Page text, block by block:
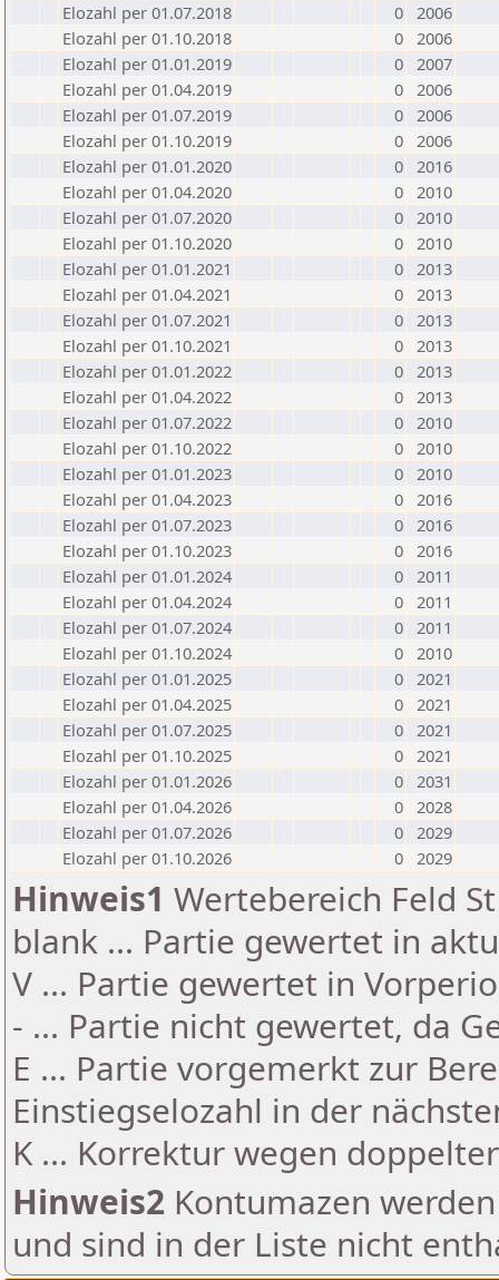
Elozahl per 01.07.2018
0 2006
Elozahl per 01.10.2018
0 2006
Elozahl per 01.01.2019
0 2007
Elozahl per 01.04.2019
0 2006
Elozahl per 01.07.2019
0 2006
Elozahl per 01.10.2019
0 2006
Elozahl per 01.01.2020
0 2016
Elozahl per 01.04.2020
0 2010
Elozahl per 01.07.2020
0 2010
Elozahl per 01.10.2020
0 2010
Elozahl per 01.01.2021
0 2013
Elozahl per 01.04.2021
0 2013
Elozahl per 01.07.2021
0 2013
Elozahl per 01.10.2021
0 2013
Elozahl per 01.01.2022
0 2013
Elozahl per 01.04.2022
0 2013
Elozahl per 01.07.2022
0 2010
Elozahl per 01.10.2022
0 2010
Elozahl per 01.01.2023
0 2010
Elozahl per 01.04.2023
0 2016
Elozahl per 01.07.2023
0 2016
Elozahl per 01.10.2023
0 2016
Elozahl per 01.01.2024
0 2011
Elozahl per 01.04.2024
0 2011
Elozahl per 01.07.2024
0 2011
Elozahl per 01.10.2024
0 2010
Elozahl per 01.01.2025
0 2021
Elozahl per 01.04.2025
0 2021
Elozahl per 01.07.2025
0 2021
Elozahl per 01.10.2025
0 2021
Elozahl per 01.01.2026
0 2031
Elozahl per 01.04.2026
0 2028
Elozahl per 01.07.2026
0 2029
Elozahl per 01.10.2026
0 2029
Hinweis1 Wertebereich Feld
blank ... Partie gewertet in
V ... Partie gewertet in
- ... Partie nicht gewertet, da
E ... Partie vorgemerkt zur
Einstiegselozahl in der
K ... Korrektur wegen
Hinweis2 Kontumazen
und sind in der Liste nicht